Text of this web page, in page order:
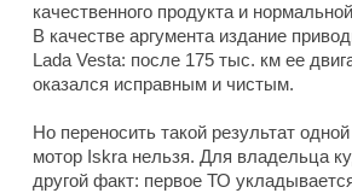
качественного продукта и
В качестве аргумента издание
Lada Vesta: после 175 тыс. км ее
оказался исправным и чистым.
Но переносить такой результат
мотор Iskra нельзя. Для владельца
другой факт: первое ТО